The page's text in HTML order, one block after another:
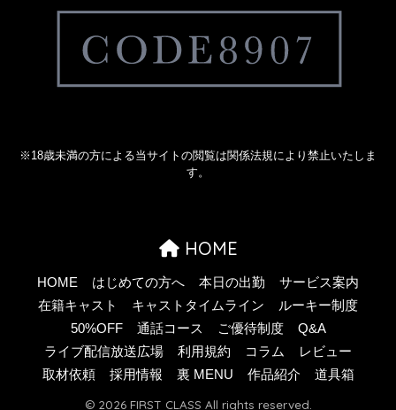
※18歳未満の方による当サイトの閲覧は関係法規により禁止いたしま
す。
HOME
HOME はじめての方へ 本日の出勤
サービス案内
在籍キャスト
キャストタイムライン
ルーキー制度
50%OFF
通話コース ご優待制度
Q&A
ライブ配信放送広場
利用規約 コラム
レビュー
取材依頼
採用情報 裏 MENU 作品紹介 道具箱
© 2026 FIRST CLASS All rights reserved.